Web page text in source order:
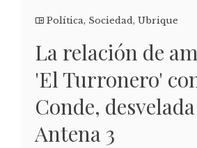
Política, Sociedad, Ubrique
La relación de
'El Turronero'
Conde,
Antena 3